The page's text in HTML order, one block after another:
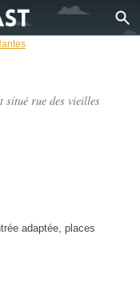
situé rue des vieilles
adaptée, places